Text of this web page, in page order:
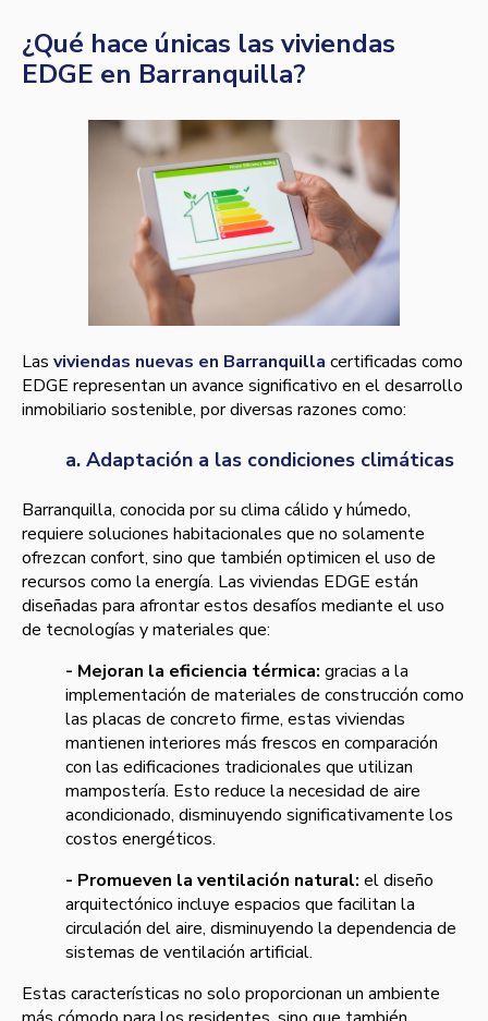
¿Qué hace únicas las viviendas
EDGE en Barranquilla?
Las viviendas nuevas en Barranquilla certificadas como
EDGE representan un avance significativo en el desarrollo
inmobiliario sostenible, por diversas razones como:
a. Adaptación a las condiciones climáticas
Barranquilla, conocida por su clima cálido y húmedo,
requiere soluciones habitacionales que no solamente
ofrezcan confort, sino que también optimicen el uso de
recursos como la energía. Las viviendas EDGE están
diseñadas para afrontar estos desafíos mediante el uso
de tecnologías y materiales que:
- Mejoran la eficiencia térmica: gracias a la
implementación de materiales de construcción como
las placas de concreto firme, estas viviendas
mantienen interiores más frescos en comparación
con las edificaciones tradicionales que utilizan
mampostería. Esto reduce la necesidad de aire
acondicionado, disminuyendo significativamente los
costos energéticos.
- Promueven la ventilación natural: el diseño
arquitectónico incluye espacios que facilitan la
circulación del aire, disminuyendo la dependencia de
sistemas de ventilación artificial.
Estas características no solo proporcionan un ambiente